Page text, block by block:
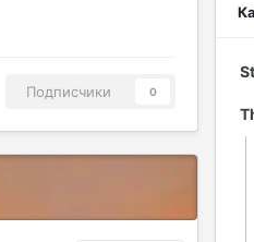
Подписчики 0